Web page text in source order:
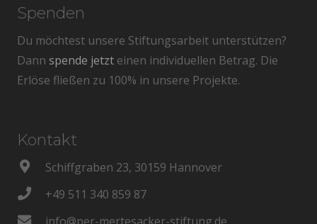
Spenden
Du möchtest unsere Stiftungsarbeit unterstützen?
Dann spende jetzt einen individuellen Betrag. Die
Erlöse fließen zu 100% in unsere Projekte.
Kontakt
Schiffgraben 23, 30159 Hannover
+49 511 340 859 87